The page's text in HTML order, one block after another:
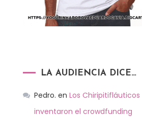
LA AUDIENCIA DICE…
Pedro. en Los Chiripitifláuticos
inventaron el crowdfunding